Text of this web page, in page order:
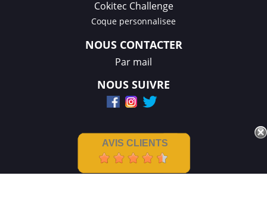
Cokitec Challenge
Coque personnalisee
NOUS CONTACTER
Par mail
NOUS SUIVRE
AVIS CLIENTS